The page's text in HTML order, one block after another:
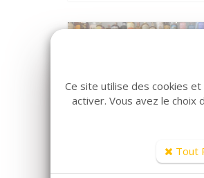
Ce site utilise des cookies
activer. Vous avez le
Tout